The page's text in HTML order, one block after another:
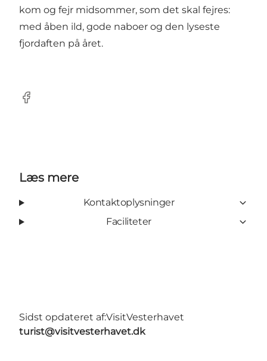
kom og fejr midsommer, som det skal fejres:
med åben ild, gode naboer og den lyseste
fjordaften på året.
Facebook
Læs mere
Kontaktoplysninger
Faciliteter
Sidst opdateret af:VisitVesterhavet
turist@visitvesterhavet.dk